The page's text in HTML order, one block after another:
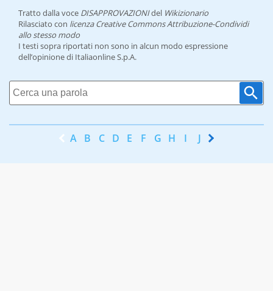
Tratto dalla voce DISAPPROVAZIONIdel Wikizionario
Rilasciato con licenza Creative Commons Attribuzione-Condividi
allo stesso modo
I testi sopra riportati non sono in alcun modo espressione
dell’opinione di Italiaonline S.p.A.
A B C D E F G H I J K